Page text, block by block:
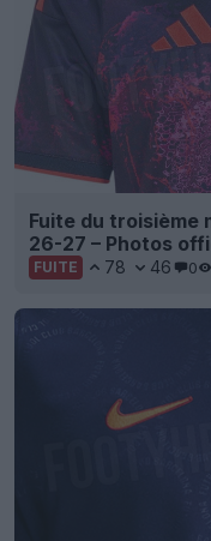
Fuite du troisième
26-27 – Photos
FUITE 78 46 0